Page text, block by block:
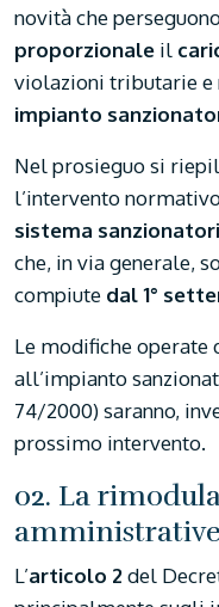
novità che
proporzionale il
violazioni tributarie e
impianto
Nel prosieguo si
l’intervento
sistema
che, in via generale,
compiute dal 1°
Le modifiche operate
all’impianto
74/2000) saranno,
prossimo intervento.
02. La
amministrative
L’articolo 2del